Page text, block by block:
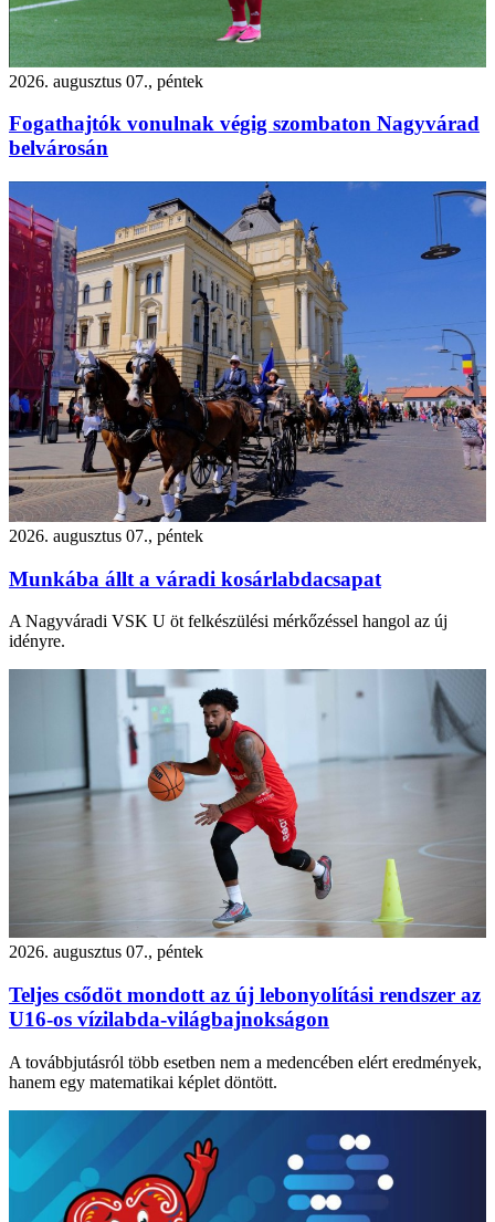
2026. augusztus 07., péntek
Fogathajtók vonulnak végig szombaton Nagyvárad
belvárosán
2026. augusztus 07., péntek
Munkába állt a váradi kosárlabdacsapat
A Nagyváradi VSK U öt felkészülési mérkőzéssel hangol az új
idényre.
2026. augusztus 07., péntek
Teljes csődöt mondott az új lebonyolítási rendszer az
U16-os vízilabda-világbajnokságon
A továbbjutásról több esetben nem a medencében elért eredmények,
hanem egy matematikai képlet döntött.